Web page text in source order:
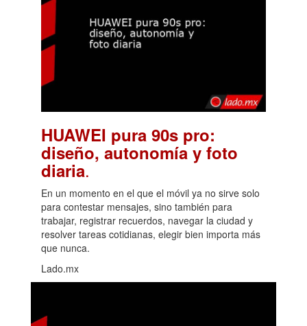
HUAWEI pura 90s pro:
diseño, autonomía y foto
diaria.
En un momento en el que el móvil ya no sirve solo
para contestar mensajes, sino también para
trabajar, registrar recuerdos, navegar la ciudad y
resolver tareas cotidianas, elegir bien importa más
que nunca.
Lado.mx